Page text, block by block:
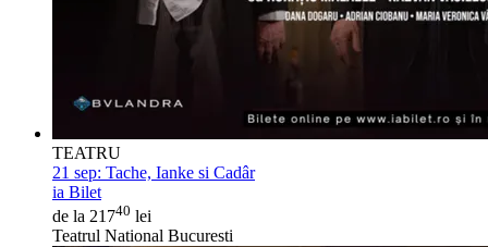
TEATRU
21 sep: Tache, Ianke si Cadâr
ia Bilet
de la 21740 lei
Teatrul National Bucuresti